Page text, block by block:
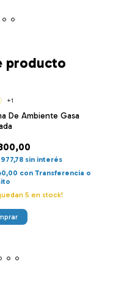
producto
De Ambiente Gasa
sin interés
con Transferencia o
5 en stock!
+1